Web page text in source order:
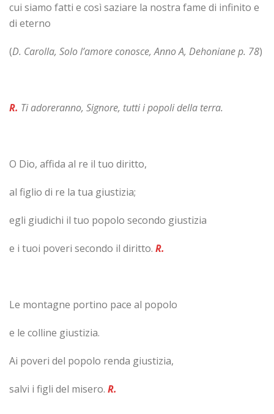
cui siamo fatti e così saziare la nostra fame di infinito e
di eterno
(D. Carolla, Solo l’amore conosce, Anno A, Dehoniane p. 78)
R. Ti adoreranno, Signore, tutti i popoli della terra.
O Dio, affida al re il tuo diritto,
al figlio di re la tua giustizia;
egli giudichi il tuo popolo secondo giustizia
e i tuoi poveri secondo il diritto. R.
Le montagne portino pace al popolo
e le colline giustizia.
Ai poveri del popolo renda giustizia,
salvi i figli del misero. R.